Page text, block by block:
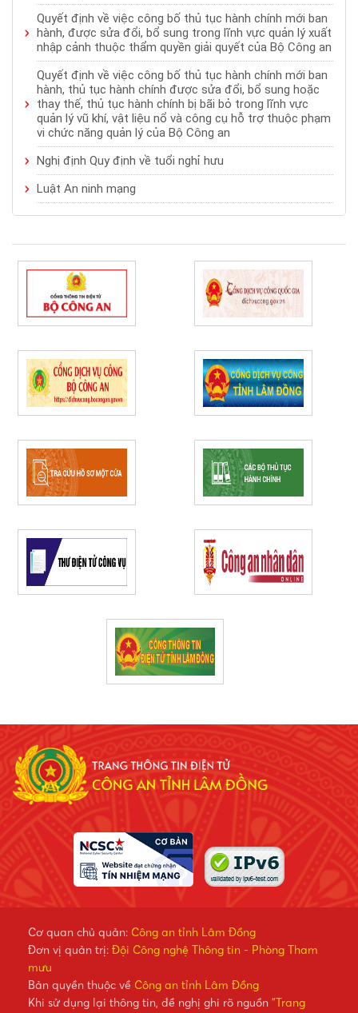
Quyết định về việc công bố thủ tục hành chính mới ban
hành, được sửa đổi, bổ sung trong lĩnh vực quản lý xuất
nhập cảnh thuộc thẩm quyền giải quyết của Bộ Công an
Quyết định về việc công bố thủ tục hành chính mới ban
hành, thủ tục hành chính được sửa đổi, bổ sung hoặc
thay thế, thủ tục hành chính bị bãi bỏ trong lĩnh vực
quản lý vũ khí, vật liệu nổ và công cụ hỗ trợ thuộc phạm
vi chức năng quản lý của Bộ Công an
Nghị định Quy định về tuổi nghỉ hưu
Luật An ninh mạng
Cơ quan chủ quản: Công an tỉnh Lâm Đồng
Đơn vị quản trị: Đội Công nghệ Thông tin - Phòng Tham
mưu
Bản quyền thuộc về Công an tỉnh Lâm Đồng
Khi sử dụng lại thông tin, đề nghị ghi rõ nguồn "Trang